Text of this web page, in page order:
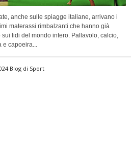
anche sulle spiagge italiane, arrivano i
materassi rimbalzanti che hanno già
sui lidi del mondo intero. Pallavolo, calcio,
capoeira...
Blog di Sport